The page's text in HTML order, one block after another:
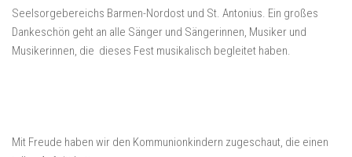
Seelsorgebereichs Barmen-Nordost und St. Antonius. Ein großes
Dankeschön geht an alle Sänger und Sängerinnen, Musiker und
Musikerinnen, die dieses Fest musikalisch begleitet haben.
Mit Freude haben wir den Kommunionkindern zugeschaut, die einen